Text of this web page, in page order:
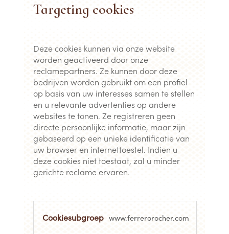
Targeting cookies
Deze cookies kunnen via onze website
worden geactiveerd door onze
reclamepartners. Ze kunnen door deze
bedrijven worden gebruikt om een profiel
op basis van uw interesses samen te stellen
en u relevante advertenties op andere
websites te tonen. Ze registreren geen
directe persoonlijke informatie, maar zijn
gebaseerd op een unieke identificatie van
uw browser en internettoestel. Indien u
deze cookies niet toestaat, zal u minder
gerichte reclame ervaren.
cookies
www.ferrerorocher.com